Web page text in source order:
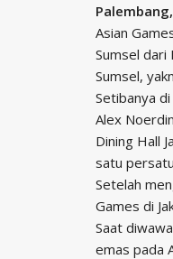
Asian
Sumsel dari
Sumsel,
Setibanya
Alex
Dining Hall
satu
Setelah
Games di
Saat
emas pada